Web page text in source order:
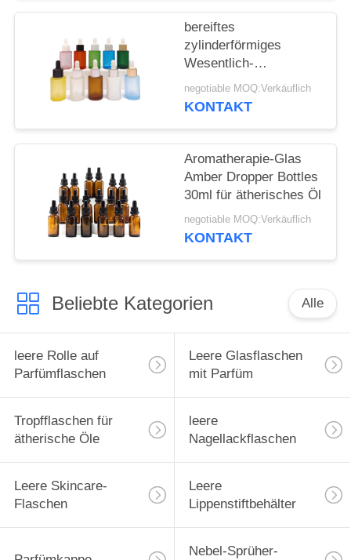
bereiftes
zylinderförmiges
Wesentlich-
kosmetisches flaches
Schulter-
negotiable MOQ:Verkäuflich
KONTAKT
Aromatherapie-Glas
Amber Dropper Bottles
30ml für ätherisches Öl
negotiable MOQ:Verkäuflich
KONTAKT
Beliebte Kategorien Alle
leere Rolle auf
Parfümflaschen
Leere Glasflaschen
mit Parfüm
Tropfflaschen für
ätherische Öle
leere
Nagellackflaschen
Leere Skincare-
Flaschen
Leere
Lippenstiftbehälter
Nebel-Sprüher-